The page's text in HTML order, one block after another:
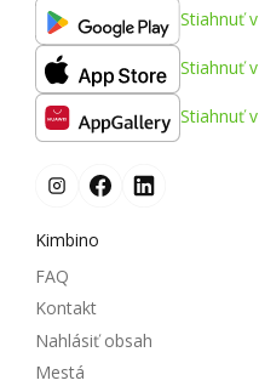
Stiahnuť v
Stiahnuť v
Stiahnuť v
Kimbino
FAQ
Kontakt
Nahlásiť obsah
Mestá